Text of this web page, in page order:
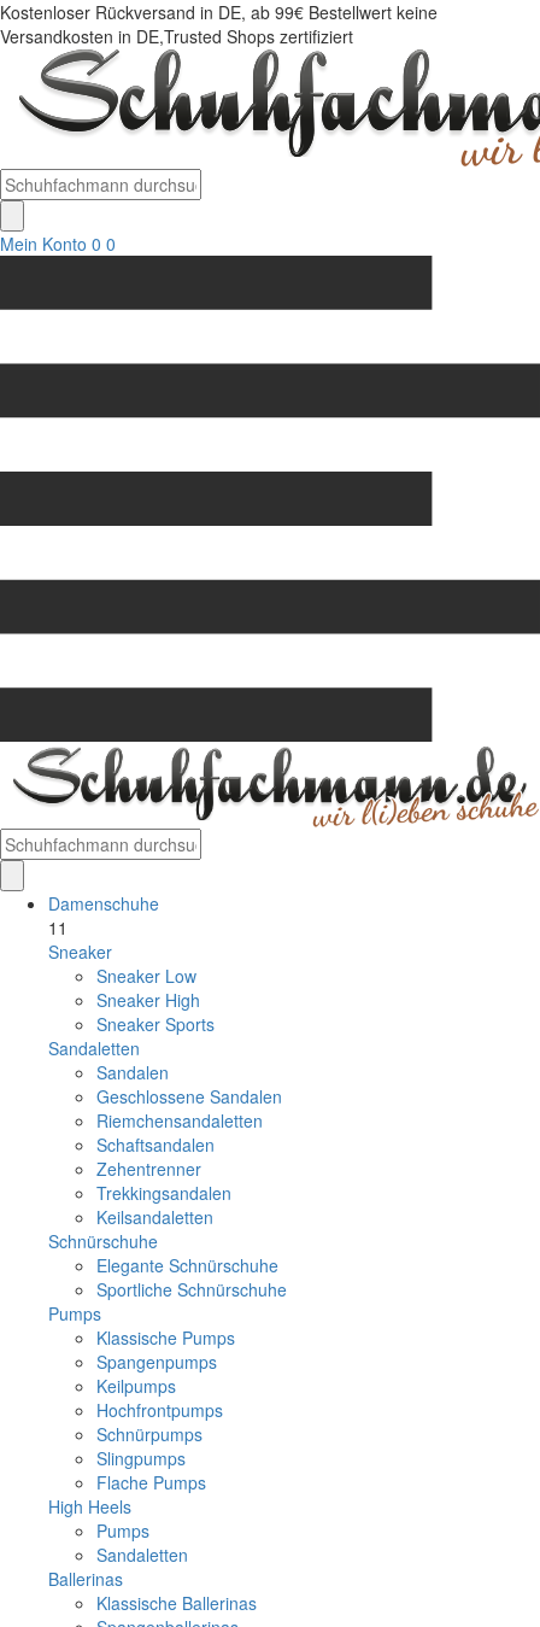
Kostenloser Rückversand in DE, ab 99€ Bestellwert keine
Versandkosten in DE,Trusted Shops zertifiziert
Mein Konto 0 0
Damenschuhe
11
Sneaker
Sneaker Low
Sneaker High
Sneaker Sports
Sandaletten
Sandalen
Geschlossene Sandalen
Riemchensandaletten
Schaftsandalen
Zehentrenner
Trekkingsandalen
Keilsandaletten
Schnürschuhe
Elegante Schnürschuhe
Sportliche Schnürschuhe
Pumps
Klassische Pumps
Spangenpumps
Keilpumps
Hochfrontpumps
Schnürpumps
Slingpumps
Flache Pumps
High Heels
Pumps
Sandaletten
Ballerinas
Klassische Ballerinas